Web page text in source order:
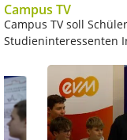
Campus TV
Campus TV soll
Studieninteressenten